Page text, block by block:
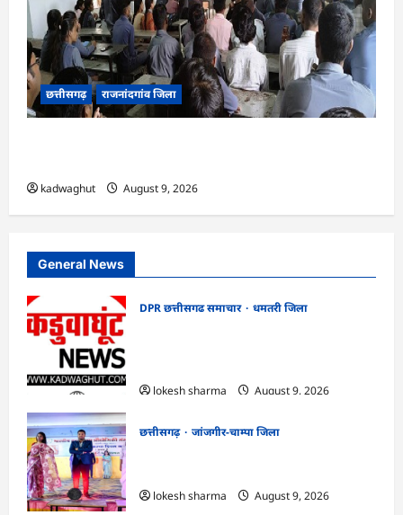
छत्तीसगढ़ राजनांदगांव जिला
kadwaghut August 9, 2026
General News
DPR छत्तीसगढ समाचार
धमतरी जिला
lokesh sharma
August 9, 2026
छत्तीसगढ़
जांजगीर-चाम्पा जिला
lokesh sharma
August 9, 2026